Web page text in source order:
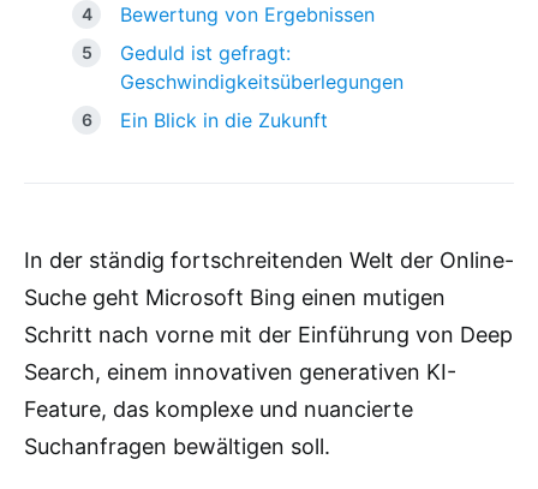
Bewertung von Ergebnissen
Geduld ist gefragt:
Geschwindigkeitsüberlegungen
Ein Blick in die Zukunft
In der ständig fortschreitenden Welt der Online-
Suche geht Microsoft Bing einen mutigen
Schritt nach vorne mit der Einführung von Deep
Search, einem innovativen generativen KI-
Feature, das komplexe und nuancierte
Suchanfragen bewältigen soll.